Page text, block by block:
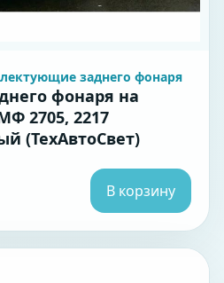
заднего фонаря
фонаря на
2705, 2217
(ТехАвтоСвет)
В корзину